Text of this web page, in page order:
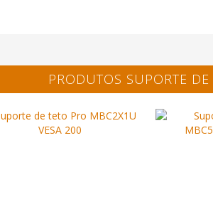
PRODUTOS SUPORTE DE